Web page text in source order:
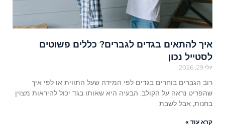
איך להתאים בגדים לגברים? כללים פשוטים
לסטייל נכון
יולי 29, 2026
רוב הגברים בוחרים בגדים לפי המידה שעל התווית או לפי איך
שהפריט נראה על הקולב. הבעיה היא שאותו בגד יכול להיראות מצוין
בחנות, אבל לשבת
קרא עוד »